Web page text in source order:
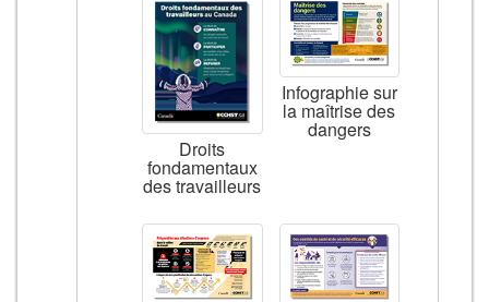
Droits
fondamentaux
des travailleurs
Infographie sur
la maîtrise des
dangers